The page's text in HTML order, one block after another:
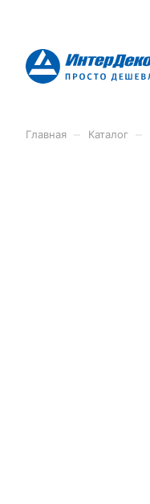
Главная Каталог